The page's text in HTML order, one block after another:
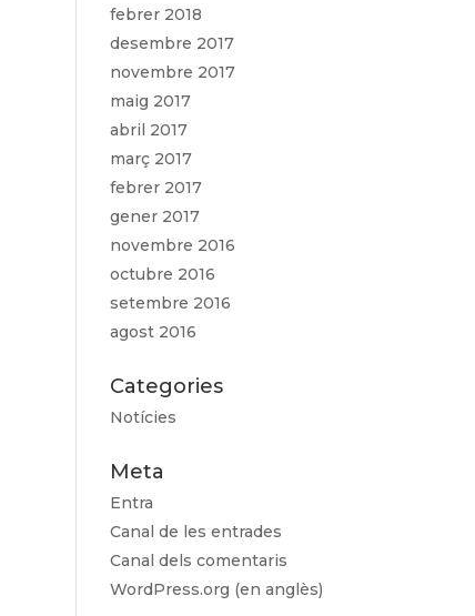
febrer 2018
desembre 2017
novembre 2017
maig 2017
abril 2017
març 2017
febrer 2017
gener 2017
novembre 2016
octubre 2016
setembre 2016
agost 2016
Categories
Notícies
Meta
Entra
Canal de les entrades
Canal dels comentaris
WordPress.org (en anglès)